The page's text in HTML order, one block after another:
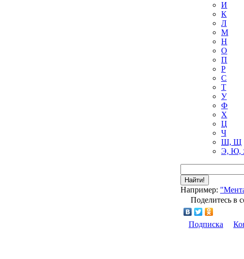
И
К
Л
М
Н
О
П
Р
С
Т
У
Ф
Х
Ц
Ч
Ш, Щ
Э, Ю,
Найти!
Например:
Поделитесь в
Подписка